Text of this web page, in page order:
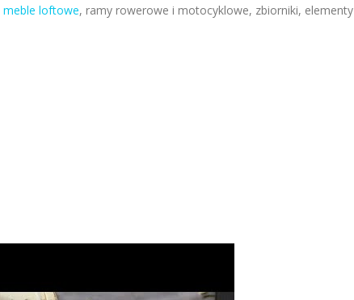
meble loftowe, ramy rowerowe i motocyklowe, zbiorniki, elementy